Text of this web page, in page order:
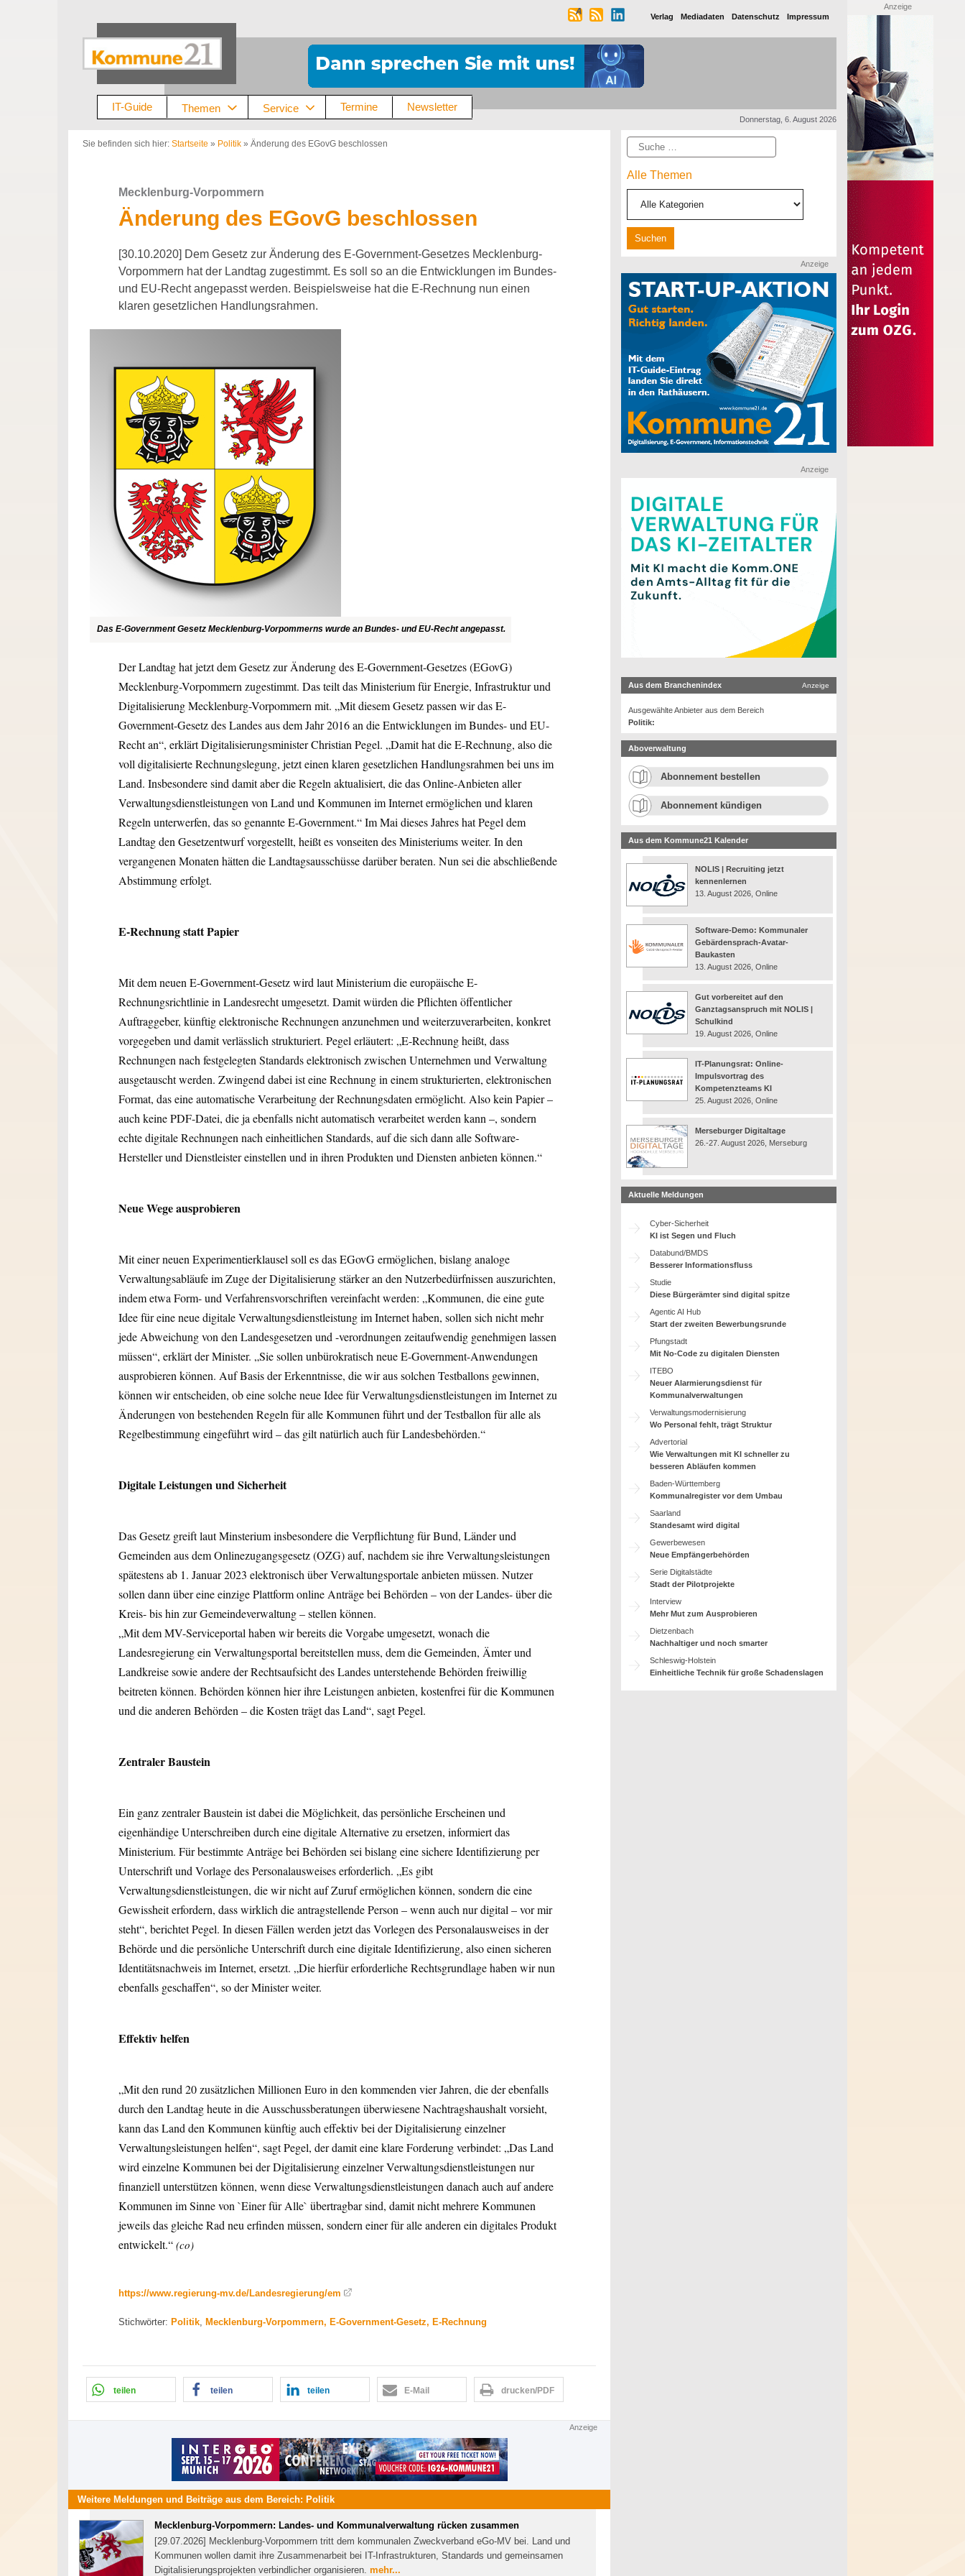
Verlag Mediadaten Datenschutz Impressum
IT-Guide Themen Service Termine Newsletter
Donnerstag, 6. August 2026
Sie befinden sich hier: Startseite » Politik » Änderung des EGovG beschlossen
Mecklenburg-Vorpommern
Änderung des EGovG beschlossen
[30.10.2020] Dem Gesetz zur Änderung des E-Government-Gesetzes Mecklenburg-
Vorpommern hat der Landtag zugestimmt. Es soll so an die Entwicklungen im Bundes-
und EU-Recht angepasst werden. Beispielsweise hat die E-Rechnung nun einen
klaren gesetzlichen Handlungsrahmen.
Das E-Government Gesetz Mecklenburg-Vorpommerns wurde an Bundes- und EU-Recht angepasst.
Der Landtag hat jetzt dem Gesetz zur Änderung des E-Government-Gesetzes (EGovG)
Mecklenburg-Vorpommern zugestimmt. Das teilt das Ministerium für Energie, Infrastruktur und
Digitalisierung Mecklenburg-Vorpommern mit. „Mit diesem Gesetz passen wir das E-
Government-Gesetz des Landes aus dem Jahr 2016 an die Entwicklungen im Bundes- und EU-
Recht an“, erklärt Digitalisierungsminister Christian Pegel. „Damit hat die E-Rechnung, also die
voll digitalisierte Rechnungslegung, jetzt einen klaren gesetzlichen Handlungsrahmen bei uns im
Land. Insbesondere sind damit aber die Regeln aktualisiert, die das Online-Anbieten aller
Verwaltungsdienstleistungen von Land und Kommunen im Internet ermöglichen und klaren
Regeln unterwerfen, das so genannte E-Government.“ Im Mai dieses Jahres hat Pegel dem
Landtag den Gesetzentwurf vorgestellt, heißt es vonseiten des Ministeriums weiter. In den
vergangenen Monaten hätten die Landtagsausschüsse darüber beraten. Nun sei die abschließende
Abstimmung erfolgt.
E-Rechnung statt Papier
Mit dem neuen E-Government-Gesetz wird laut Ministerium die europäische E-
Rechnungsrichtlinie in Landesrecht umgesetzt. Damit würden die Pflichten öffentlicher
Auftraggeber, künftig elektronische Rechnungen anzunehmen und weiterzuverarbeiten, konkret
vorgegeben und damit verlässlich strukturiert. Pegel erläutert: „E-Rechnung heißt, dass
Rechnungen nach festgelegten Standards elektronisch zwischen Unternehmen und Verwaltung
ausgetauscht werden. Zwingend dabei ist eine Rechnung in einem strukturierten, elektronischen
Format, das eine automatische Verarbeitung der Rechnungsdaten ermöglicht. Also kein Papier –
auch keine PDF-Datei, die ja ebenfalls nicht automatisch verarbeitet werden kann –, sondern
echte digitale Rechnungen nach einheitlichen Standards, auf die sich dann alle Software-
Hersteller und Dienstleister einstellen und in ihren Produkten und Diensten anbieten können.“
Neue Wege ausprobieren
Mit einer neuen Experimentierklausel soll es das EGovG ermöglichen, bislang analoge
Verwaltungsabläufe im Zuge der Digitalisierung stärker an den Nutzerbedürfnissen auszurichten,
indem etwa Form- und Verfahrensvorschriften vereinfacht werden: „Kommunen, die eine gute
Idee für eine neue digitale Verwaltungsdienstleistung im Internet haben, sollen sich nicht mehr
jede Abweichung von den Landesgesetzen und -verordnungen zeitaufwendig genehmigen lassen
müssen“, erklärt der Minister. „Sie sollen unbürokratisch neue E-Government-Anwendungen
ausprobieren können. Auf Basis der Erkenntnisse, die wir aus solchen Testballons gewinnen,
können wir entscheiden, ob eine solche neue Idee für Verwaltungsdienstleistungen im Internet zu
Änderungen von bestehenden Regeln für alle Kommunen führt und der Testballon für alle als
Regelbestimmung eingeführt wird – das gilt natürlich auch für Landesbehörden.“
Digitale Leistungen und Sicherheit
Das Gesetz greift laut Minsterium insbesondere die Verpflichtung für Bund, Länder und
Gemeinden aus dem Onlinezugangsgesetz (OZG) auf, nachdem sie ihre Verwaltungsleistungen
spätestens ab 1. Januar 2023 elektronisch über Verwaltungsportale anbieten müssen. Nutzer
sollen dann über eine einzige Plattform online Anträge bei Behörden – von der Landes- über die
Kreis- bis hin zur Gemeindeverwaltung – stellen können.
„Mit dem MV-Serviceportal haben wir bereits die Vorgabe umgesetzt, wonach die
Landesregierung ein Verwaltungsportal bereitstellen muss, dem die Gemeinden, Ämter und
Landkreise sowie andere der Rechtsaufsicht des Landes unterstehende Behörden freiwillig
beitreten können. Behörden können hier ihre Leistungen anbieten, kostenfrei für die Kommunen
und die anderen Behörden – die Kosten trägt das Land“, sagt Pegel.
Zentraler Baustein
Ein ganz zentraler Baustein ist dabei die Möglichkeit, das persönliche Erscheinen und
eigenhändige Unterschreiben durch eine digitale Alternative zu ersetzen, informiert das
Ministerium. Für bestimmte Anträge bei Behörden sei bislang eine sichere Identifizierung per
Unterschrift und Vorlage des Personalausweises erforderlich. „Es gibt
Verwaltungsdienstleistungen, die wir nicht auf Zuruf ermöglichen können, sondern die eine
Gewissheit erfordern, dass wirklich die antragstellende Person – wenn auch nur digital – vor mir
steht“, berichtet Pegel. In diesen Fällen werden jetzt das Vorlegen des Personalausweises in der
Behörde und die persönliche Unterschrift durch eine digitale Identifizierung, also einen sicheren
Identitätsnachweis im Internet, ersetzt. „Die hierfür erforderliche Rechtsgrundlage haben wir nun
ebenfalls geschaffen“, so der Minister weiter.
Effektiv helfen
„Mit den rund 20 zusätzlichen Millionen Euro in den kommenden vier Jahren, die der ebenfalls
durch den Landtag heute in die Ausschussberatungen überwiesene Nachtragshaushalt vorsieht,
kann das Land den Kommunen künftig auch effektiv bei der Digitalisierung einzelner
Verwaltungsleistungen helfen“, sagt Pegel, der damit eine klare Forderung verbindet: „Das Land
wird einzelne Kommunen bei der Digitalisierung einzelner Verwaltungsdienstleistungen nur
finanziell unterstützen können, wenn diese Verwaltungsdienstleistungen danach auch auf andere
Kommunen im Sinne von `Einer für Alle` übertragbar sind, damit nicht mehrere Kommunen
jeweils das gleiche Rad neu erfinden müssen, sondern einer für alle anderen ein digitales Produkt
entwickelt.“ (co)
https://www.regierung-mv.de/Landesregierung/em
Stichwörter: Politik, Mecklenburg-Vorpommern, E-Government-Gesetz, E-Rechnung
teilen teilen teilen E-Mail drucken/PDF
Anzeige
Weitere Meldungen und Beiträge aus dem Bereich: Politik
Mecklenburg-Vorpommern: Landes- und Kommunalverwaltung rücken zusammen
[29.07.2026] Mecklenburg-Vorpommern tritt dem kommunalen Zweckverband eGo-MV bei. Land und
Kommunen wollen damit ihre Zusammenarbeit bei IT-Infrastrukturen, Standards und gemeinsamen
Digitalisierungsprojekten verbindlicher organisieren. mehr...
Suche
Alle Themen
Anzeige
Anzeige
Aus dem Branchenindex Anzeige
Ausgewählte Anbieter aus dem Bereich
Politik:
Aboverwaltung
Abonnement bestellen
Abonnement kündigen
Aus dem Kommune21 Kalender
NOLIS | Recruiting jetzt
kennenlernen
13. August 2026, Online
Software-Demo: Kommunaler
Gebärdensprach-Avatar-
Baukasten
13. August 2026, Online
Gut vorbereitet auf den
Ganztagsanspruch mit NOLIS |
Schulkind
19. August 2026, Online
IT-Planungsrat: Online-
Impulsvortrag des
Kompetenzteams KI
25. August 2026, Online
Merseburger Digitaltage
26.-27. August 2026, Merseburg
Aktuelle Meldungen
Cyber-Sicherheit
KI ist Segen und Fluch
Databund/BMDS
Besserer Informationsfluss
Studie
Diese Bürgerämter sind digital spitze
Agentic AI Hub
Start der zweiten Bewerbungsrunde
Pfungstadt
Mit No-Code zu digitalen Diensten
ITEBO
Neuer Alarmierungsdienst für
Kommunalverwaltungen
Verwaltungsmodernisierung
Wo Personal fehlt, trägt Struktur
Advertorial
Wie Verwaltungen mit KI schneller zu
besseren Abläufen kommen
Baden-Württemberg
Kommunalregister vor dem Umbau
Saarland
Standesamt wird digital
Gewerbewesen
Neue Empfängerbehörden
Serie Digitalstädte
Stadt der Pilotprojekte
Interview
Mehr Mut zum Ausprobieren
Dietzenbach
Nachhaltiger und noch smarter
Schleswig-Holstein
Einheitliche Technik für große Schadenslagen
Anzeige